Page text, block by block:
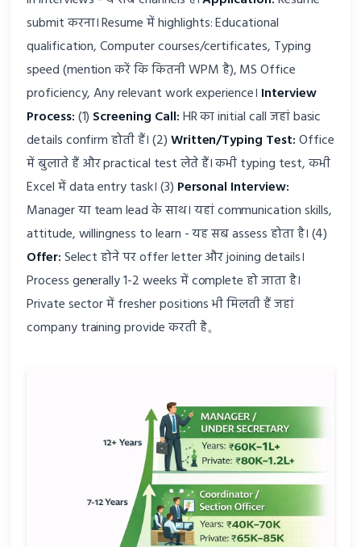
submit करना। Resume में highlights: Educational
qualification, Computer courses/certificates, Typing
speed (mention करें कि कितनी WPM है), MS Office
proficiency, Any relevant work experience। Interview
Process:(1) Screening Call:HR का initial call जहां basic
details confirm होती हैं। (2)Written/Typing Test:Office
में बुलाते हैं और practical test लेते हैं। कभी typing test, कभी
Excel में data entry task। (3) Personal Interview:
Manager या team lead के साथ। यहां communication skills,
attitude, willingness to learn - यह सब assess होता है। (4)
Offer:Select होने पर offer letter और joining details।
Process generally 1-2 weeks में complete हो जाता है।
Private sector में fresher positions भी मिलती हैं जहां
company training provide करती है。